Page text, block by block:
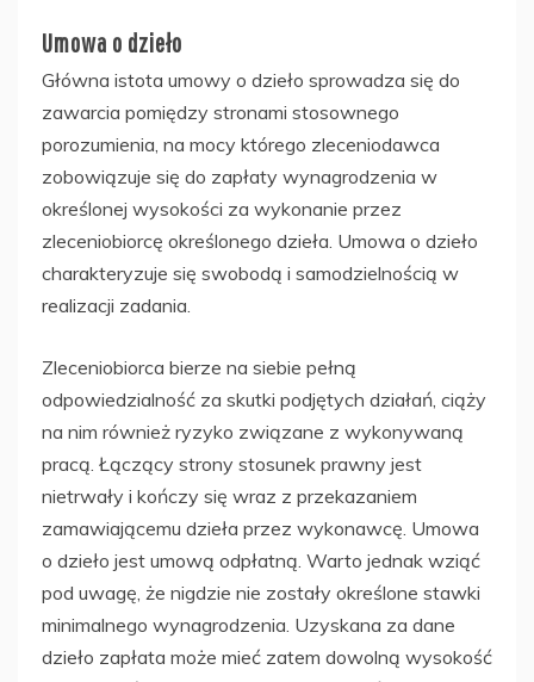
Umowa o dzieło
Główna istota umowy o dzieło sprowadza się do
zawarcia pomiędzy stronami stosownego
porozumienia, na mocy którego zleceniodawca
zobowiązuje się do zapłaty wynagrodzenia w
określonej wysokości za wykonanie przez
zleceniobiorcę określonego dzieła. Umowa o dzieło
charakteryzuje się swobodą i samodzielnością w
realizacji zadania.
Zleceniobiorca bierze na siebie pełną
odpowiedzialność za skutki podjętych działań, ciąży
na nim również ryzyko związane z wykonywaną
pracą. Łączący strony stosunek prawny jest
nietrwały i kończy się wraz z przekazaniem
zamawiającemu dzieła przez wykonawcę. Umowa
o dzieło jest umową odpłatną. Warto jednak wziąć
pod uwagę, że nigdzie nie zostały określone stawki
minimalnego wynagrodzenia. Uzyskana za dane
dzieło zapłata może mieć zatem dowolną wysokość